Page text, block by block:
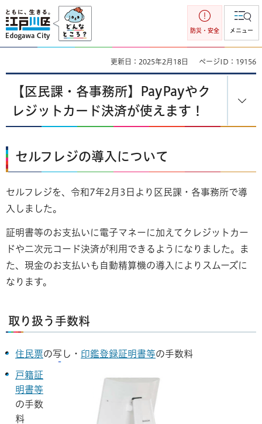
江戸川区
防災・安全 メニュー
更新日：2025年2月18日 ページID：19156
【区民課・各事務所】PayPayやク
レジットカード決済が使えます！
セルフレジの導入について
セルフレジを、令和7年2月3日より区民課・各事務所で導
入しました。
証明書等のお支払いに電子マネーに加えてクレジットカー
ドや二次元コード決済が利用できるようになりました。ま
た、現金のお支払いも自動精算機の導入によりスムーズに
なります。
取り扱う手数料
住民票の写し・ 印鑑登録証明書等の手数料
戸籍証
明書等
の手数
料